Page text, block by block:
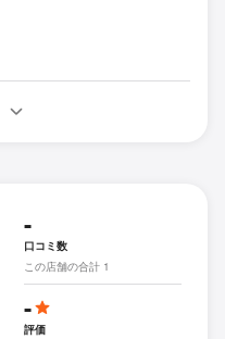
-
口コミ数
この店舗の合計 1
-
評価